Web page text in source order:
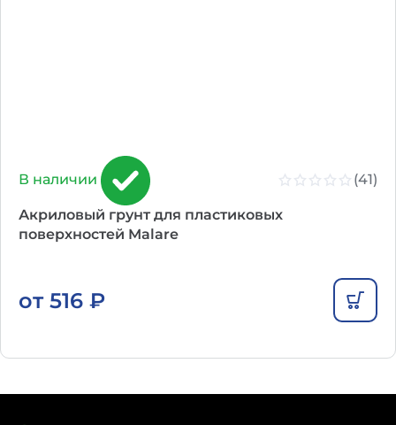
В наличии (41)
Акриловый грунт для пластиковых
поверхностей Malare
от 516 ₽